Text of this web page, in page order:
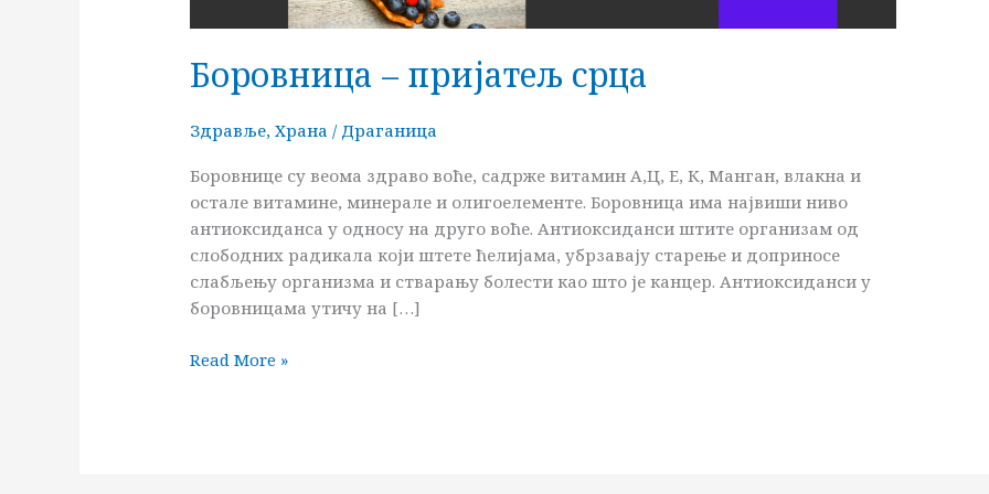
Боровница – пријатељ срца
Здравље,Храна / Драганица
Боровнице су веома здраво воће, садрже витамин А,Ц, Е, К, Манган, влакна и
остале витамине, минерале и олигоелементе. Боровница има највиши ниво
антиоксиданса у односу на друго воће. Антиоксиданси штите организам од
слободних радикала који штете ћелијама, убрзавају старење и доприносе
слабљењу организма и стварању болести као што је канцер. Антиоксиданси у
боровницама утичу на […]
Read More »